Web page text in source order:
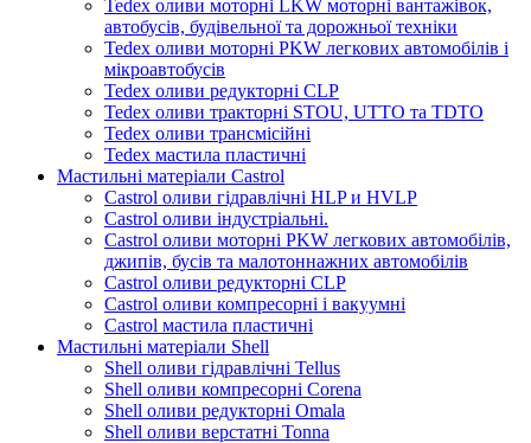
Tedex оливи моторні LKW моторні вантажівок,
автобусів, будівельної та дорожньої техніки
Tedex оливи моторні PKW легкових автомобілів і
мікроавтобусів
Tedex оливи редукторні CLP
Tedex оливи тракторні STOU, UTTO та TDTO
Tedex оливи трансмісійні
Tedex мастила пластичні
Мастильні матеріали Castrol
Castrol оливи гідравлічні HLP и HVLP
Castrol оливи індустріальні.
Castrol оливи моторні PKW легкових автомобілів,
джипів, бусів та малотоннажних автомобілів
Castrol оливи редукторні CLP
Castrol оливи компресорні і вакуумні
Castrol мастила пластичні
Мастильні матеріали Shell
Shell оливи гідравлічні Tellus
Shell оливи компресорні Corena
Shell оливи редукторні Omala
Shell оливи верстатні Tonna